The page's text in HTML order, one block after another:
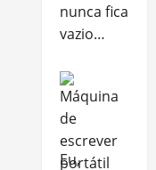
nunca fica
vazio…
Eu,